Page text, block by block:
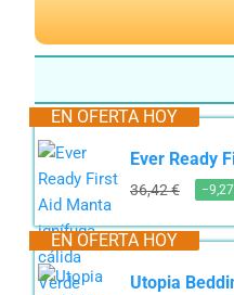
EN OFERTA HOY
Ever Ready
36,42 €
EN OFERTA HOY
Utopia